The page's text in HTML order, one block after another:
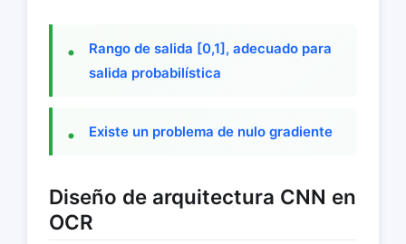
Rango de salida [0,1], adecuado para
salida probabilística
Existe un problema de nulo gradiente
Diseño de arquitectura CNN en
OCR